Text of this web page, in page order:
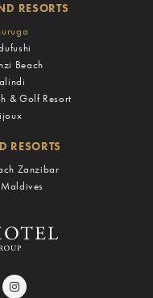
RESORTS
Beach
& Golf Resort
RESORTS
Zanzibar